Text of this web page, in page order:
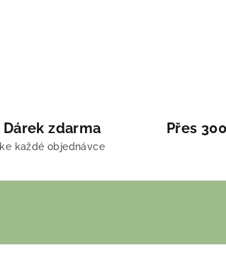
Dárek zdarma
ke každé objednávce
Přes